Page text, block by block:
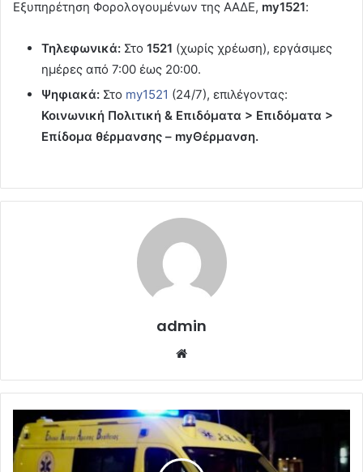
Εξυπηρέτηση Φορολογουμένων της ΑΑΔΕ, my1521:
Τηλεφωνικά: Στο 1521 (χωρίς χρέωση), εργάσιμες
ημέρες από 7:00 έως 20:00.
Ψηφιακά: Στο my1521 (24/7), επιλέγοντας:
Κοινωνική Πολιτική & Επιδόματα > Επιδόματα >
Επίδομα θέρμανσης – myΘέρμανση.
admin